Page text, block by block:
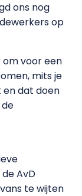
ons nog
op
om voor een
mits je
dat doen
AvD
te wijten